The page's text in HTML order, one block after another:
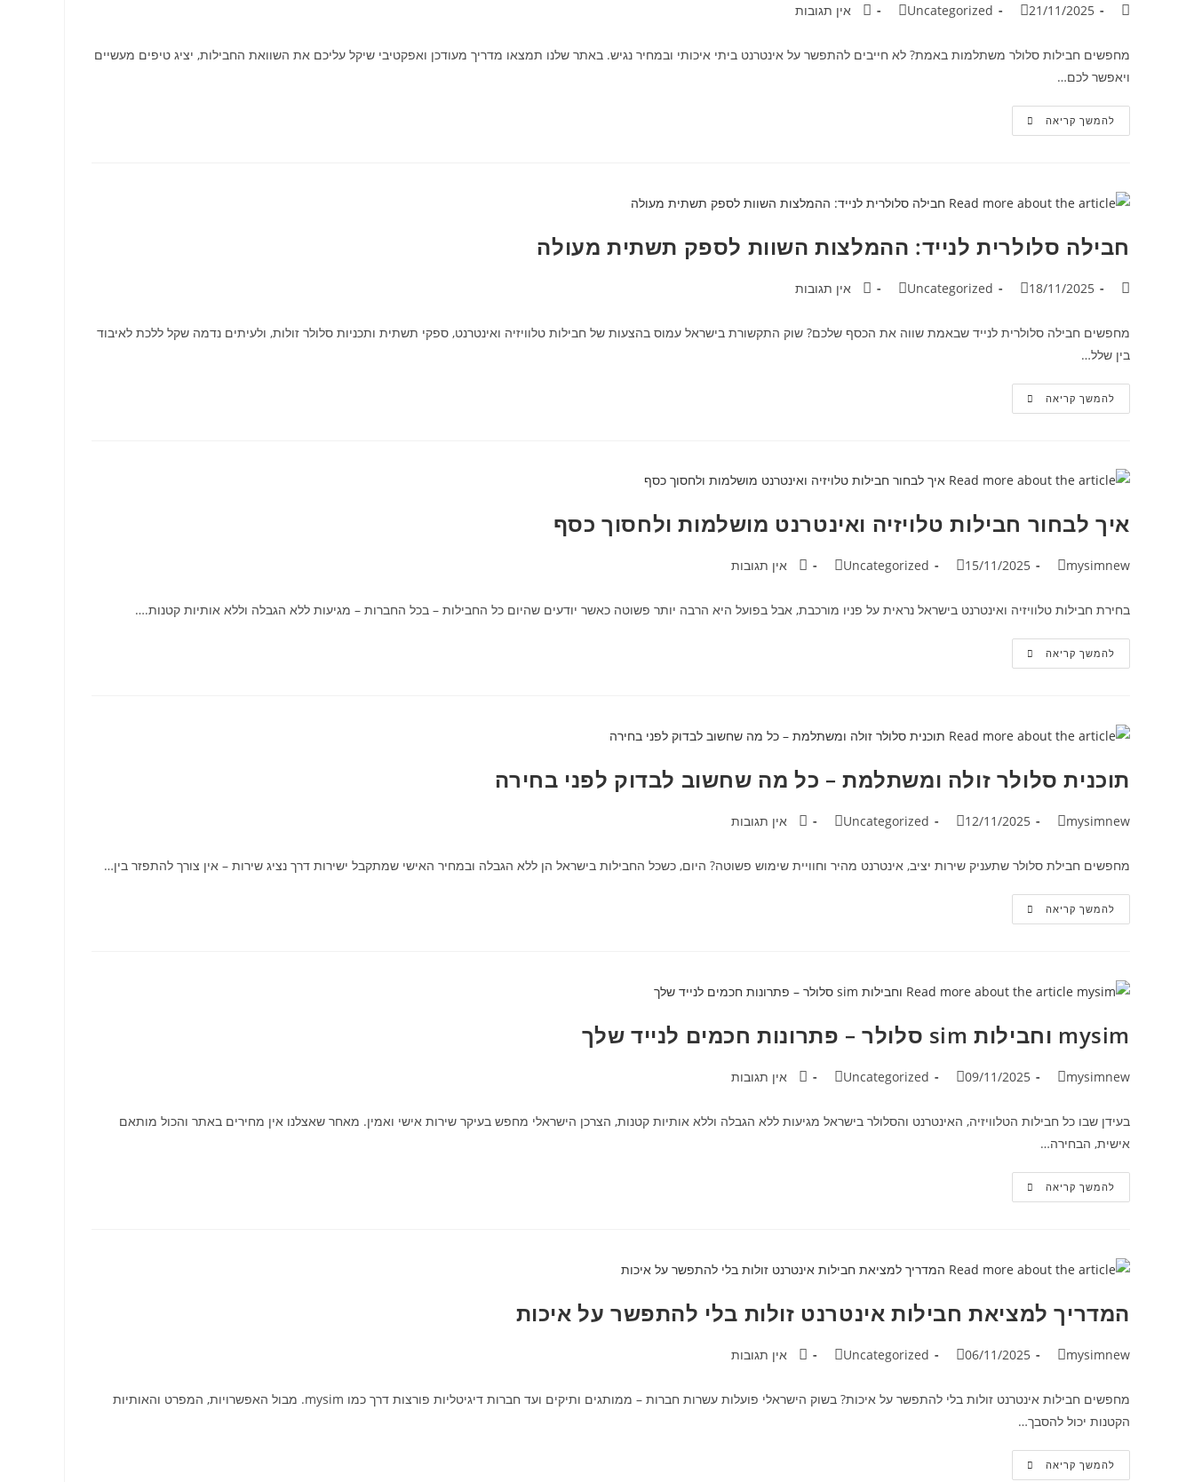
21/11/2025
Uncategorized אין תגובות
מחפשים חבילות סלולר משתלמות באמת? לא חייבים להתפשר על אינטרנט ביתי איכותי ובמחיר נגיש. באתר שלנו תמצאו מדריך מעודכן ואפקטיבי שיקל עליכם את השוואת החבילות, יציג טיפים מעשיים
ויאפשר לכם…
להמשך קריאה
חבילה סלולרית לנייד: ההמלצות השוות לספק תשתית מעולה
18/11/2025
Uncategorized אין תגובות
מחפשים חבילה סלולרית לנייד שבאמת שווה את הכסף שלכם? שוק התקשורת בישראל עמוס בהצעות של חבילות טלוויזיה ואינטרנט, ספקי תשתית ותכניות סלולר זולות, ולעיתים נדמה שקל ללכת לאיבוד
בין שלל…
להמשך קריאה
איך לבחור חבילות טלויזיה ואינטרנט מושלמות ולחסוך כסף
mysimnew
15/11/2025
Uncategorized אין תגובות
בחירת חבילות טלוויזיה ואינטרנט בישראל נראית על פניו מורכבת, אבל בפועל היא הרבה יותר פשוטה כאשר יודעים שהיום כל החבילות – בכל החברות – מגיעות ללא הגבלה וללא אותיות קטנות.…
להמשך קריאה
תוכנית סלולר זולה ומשתלמת – כל מה שחשוב לבדוק לפני בחירה
mysimnew
12/11/2025
Uncategorized אין תגובות
מחפשים חבילת סלולר שתעניק שירות יציב, אינטרנט מהיר וחוויית שימוש פשוטה? היום, כשכל החבילות בישראל הן ללא הגבלה ובמחיר האישי שמתקבל ישירות דרך נציג שירות – אין צורך להתפזר בין…
להמשך קריאה
mysim וחבילות sim סלולר – פתרונות חכמים לנייד שלך
mysimnew
09/11/2025
Uncategorized אין תגובות
בעידן שבו כל חבילות הטלוויזיה, האינטרנט והסלולר בישראל מגיעות ללא הגבלה וללא אותיות קטנות, הצרכן הישראלי מחפש בעיקר שירות אישי ואמין. מאחר שאצלנו אין מחירים באתר והכול מותאם
אישית, הבחירה…
להמשך קריאה
המדריך למציאת חבילות אינטרנט זולות בלי להתפשר על איכות
mysimnew
06/11/2025
Uncategorized אין תגובות
מחפשים חבילות אינטרנט זולות בלי להתפשר על איכות? בשוק הישראלי פועלות עשרות חברות – ממותגים ותיקים ועד חברות דיגיטליות פורצות דרך כמו mysim. מבול האפשרויות, המפרט והאותיות
הקטנות יכול להסבך…
להמשך קריאה